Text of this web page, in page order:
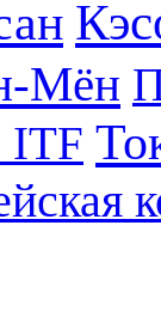
Мён
ITF